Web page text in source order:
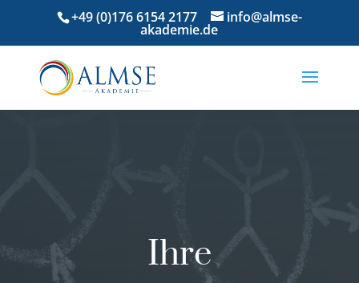
+49 (0)176 6154 2177 info@almse-
akademie.de
Ihre